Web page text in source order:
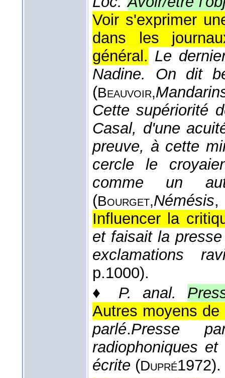
Voir s'exprimer
dans les
général. Le
Nadine. On dit
(Beauvoir,
Cette supériorité
Casal, d'une
preuve, à cette
cercle le
comme un
(Bourget,Némésis,
Influencer la
et faisait la
exclamations
p.1000).
♦ P. anal.
Autres moyens
parlé.Presse
radiophoniques
écrite (Dupré1972).